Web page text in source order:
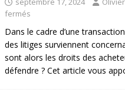
fermés
Dans le cadre d’une
des litiges surviennent
sont alors les droits des
défendre ? Cet article vous